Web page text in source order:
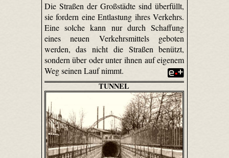
Die Straßen der Großstädte sind überfüllt,
sie fordern eine Entlastung ihres Verkehrs.
Eine solche kann nur durch Schaffung
eines neuen Verkehrsmittels geboten
werden, das nicht die Straßen benützt,
sondern über oder unter ihnen auf eigenem
Weg seinen Lauf nimmt.
TUNNEL